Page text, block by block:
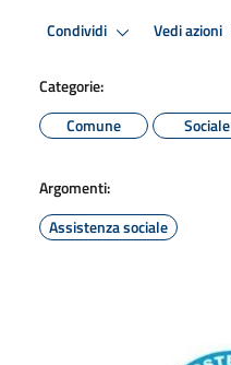
Condividi Vedi azioni
Categorie:
Comune
Sociale
Argomenti:
Assistenza sociale